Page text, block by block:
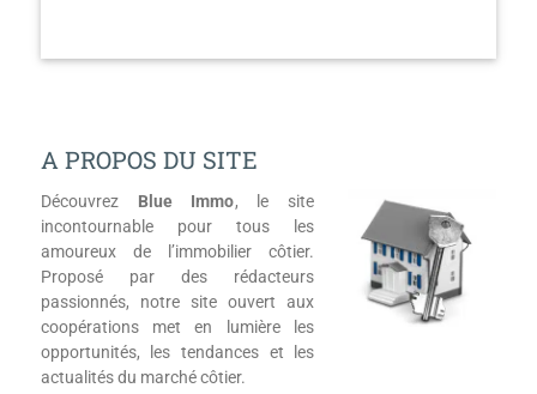
A PROPOS DU SITE
Découvrez Blue Immo, le site
incontournable pour tous les
amoureux de l’immobilier côtier.
Proposé par des rédacteurs
passionnés, notre site ouvert aux
coopérations met en lumière les
opportunités, les tendances et les
actualités du marché côtier.